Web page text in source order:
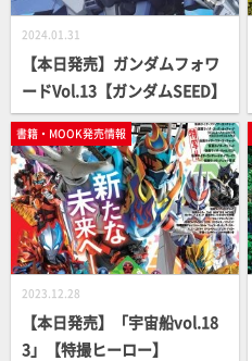
2024.01.31
【本日発売】ガンダムフォワ
ードVol.13【ガンダムSEED】
書籍・MOOK発売情報
2023.12.28
【本日発売】「宇宙船vol.18
3」【特撮ヒーロー】